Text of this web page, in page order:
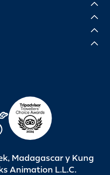
Madagascar y Kung
Animation L.L.C.